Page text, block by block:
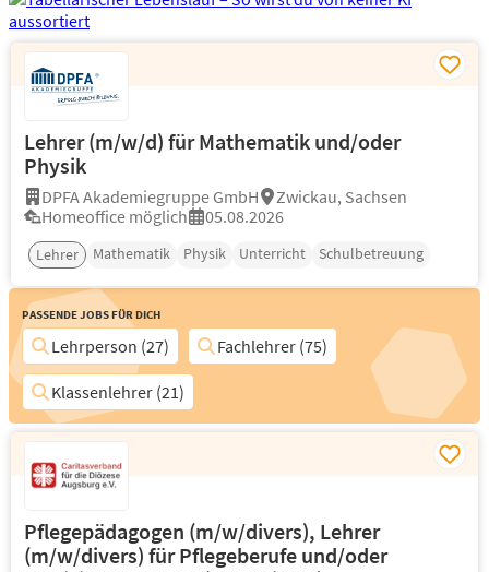
Lehrer (m/w/d) für Mathematik und/oder
Physik
DPFA Akademiegruppe GmbH
Zwickau, Sachsen
Homeoffice möglich
05.08.2026
Lehrer Mathematik Physik Unterricht Schulbetreuung
Passende Jobs für Dich
Lehrperson (27)
Fachlehrer (75)
Klassenlehrer (21)
Pflegepädagogen (m/w/divers), Lehrer
(m/w/divers) für Pflegeberufe und/oder